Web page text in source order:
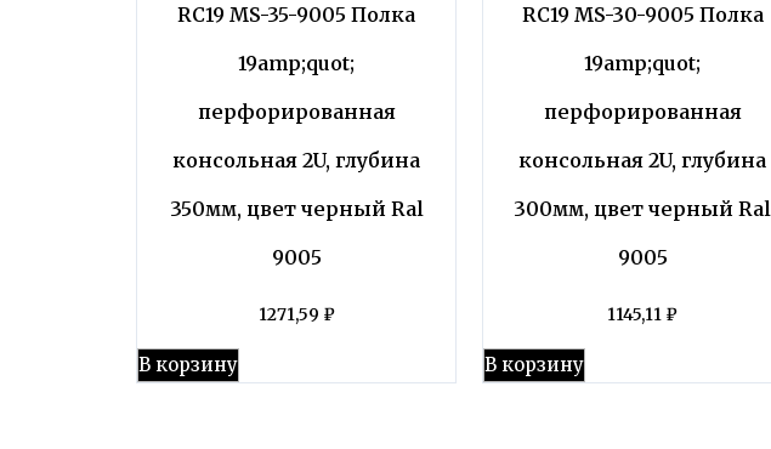
RC19 MS-35-9005 Полка
19amp;quot;
перфорированная
консольная 2U, глубина
350мм, цвет черный Ral
9005
1271,59 ₽
В корзину
RC19 MS-30-9005 Полка
19amp;quot;
перфорированная
консольная 2U, глубина
300мм, цвет черный Ral
9005
1145,11 ₽
В корзину